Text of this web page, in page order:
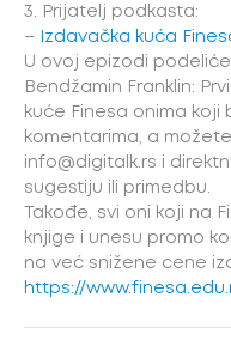
3. Prijatelj podkasta:
–
Izdavačka kuća
U ovoj epizodi
Bendžamin Franklin:
kuće Finesa onima koji
komentarima, a
info@digitalk.rs i
sugestiju ili primedbu.
Takođe, svi oni koji na
knjige i unesu promo
na već snižene cene
https://